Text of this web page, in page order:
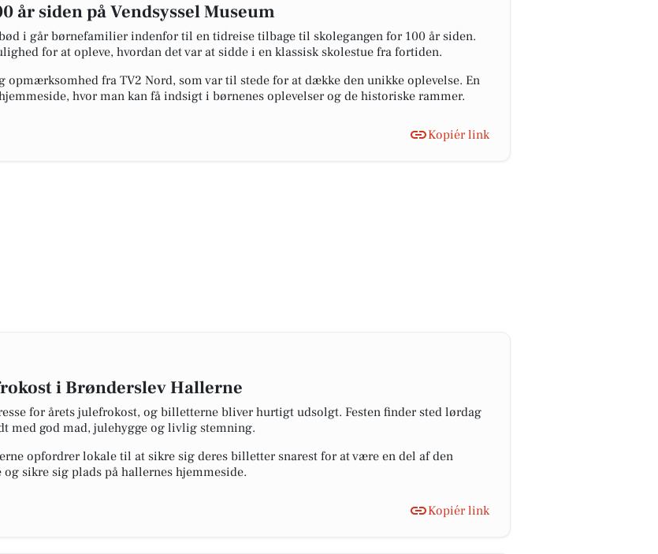
år siden på Vendsyssel Museum
i går børnefamilier indenfor til en tidreise tilbage til skolegangen for 100 år siden.
for at opleve, hvordan det var at sidde i en klassisk skolestue fra fortiden.
fra TV2 Nord, som var til stede for at dække den unikke oplevelse. En
hvor man kan få indsigt i børnenes oplevelser og de historiske rammer.
Kopiér link
i Brønderslev Hallerne
for årets julefrokost, og billetterne bliver hurtigt udsolgt. Festen finder sted lørdag
med god mad, julehygge og livlig stemning.
opfordrer lokale til at sikre sig deres billetter snarest for at være en del af den
sikre sig plads på hallernes hjemmeside.
Kopiér link